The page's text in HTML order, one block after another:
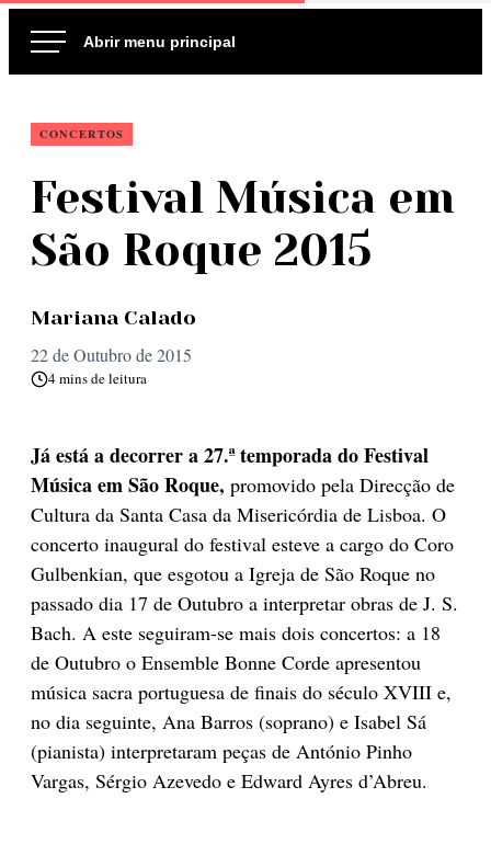
para
o
CONCERTOS
Festival Música em
São Roque 2015
Mariana Calado
22 de Outubro de 2015
4 mins de leitura
Já está a decorrer a 27.ª temporada do Festival
Música em São Roque, promovido pela Direcção de
Cultura da Santa Casa da Misericórdia de Lisboa. O
concerto inaugural do festival esteve a cargo do Coro
Gulbenkian, que esgotou a Igreja de São Roque no
passado dia 17 de Outubro a interpretar obras de J. S.
Bach. A este seguiram-se mais dois concertos: a 18
de Outubro o Ensemble Bonne Corde apresentou
música sacra portuguesa de finais do século XVIII e,
no dia seguinte, Ana Barros (soprano) e Isabel Sá
(pianista) interpretaram peças de António Pinho
Vargas, Sérgio Azevedo e Edward Ayres d’Abreu.